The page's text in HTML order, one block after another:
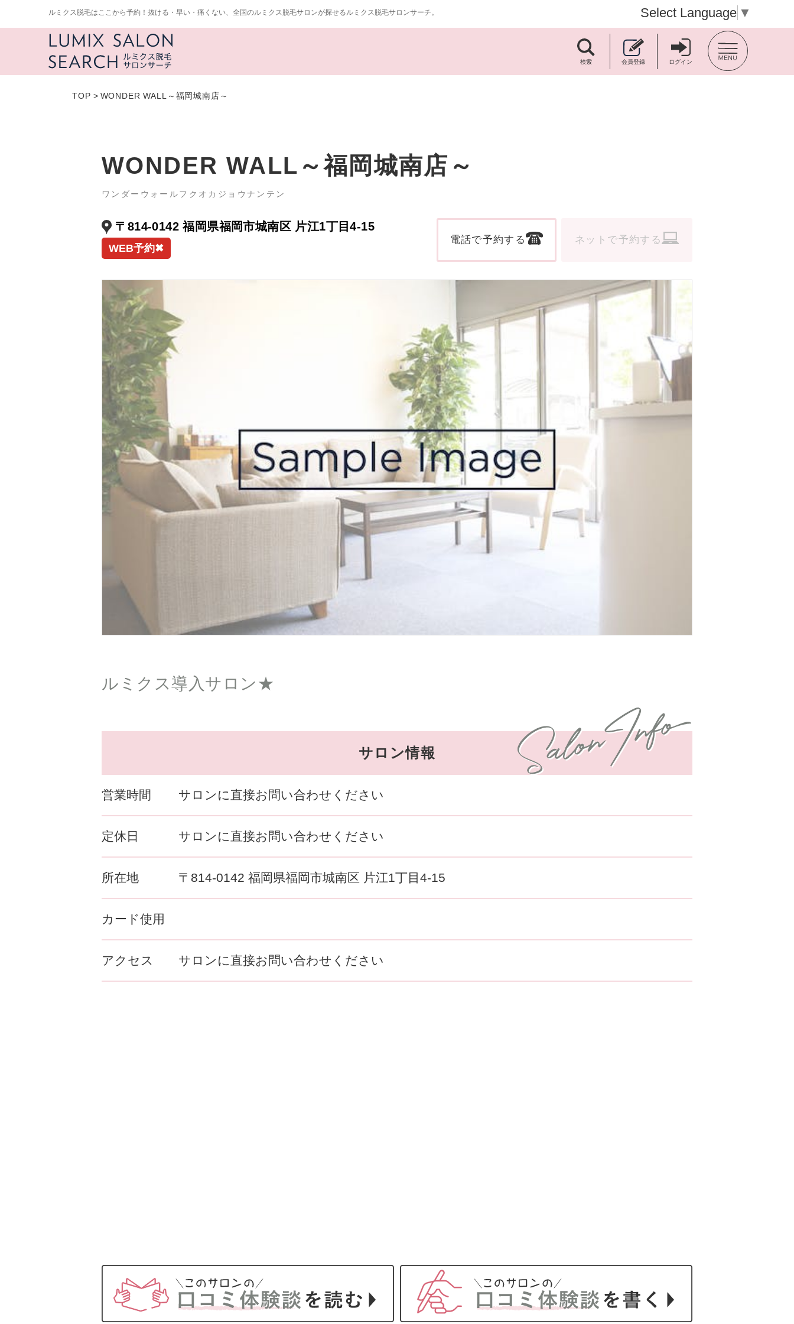
ルミクス脱毛はここから予約！抜ける・早い・痛くない、全国のルミクス脱毛サロンが探せるルミクス脱毛サロンサーチ。 Select Language ▼
検索 会員登録 ログイン
TOP > WONDER WALL～福岡城南店～
WONDER WALL～福岡城南店～
ワンダーウォールフクオカジョウナンテン
〒814-0142 福岡県福岡市城南区 片江1丁目4-15
WEB予約✖
電話で予約する ネットで予約する
ルミクス導入サロン★
サロン情報
営業時間 サロンに直接お問い合わせください
定休日 サロンに直接お問い合わせください
所在地 〒814-0142 福岡県福岡市城南区 片江1丁目4-15
カード使用
アクセス サロンに直接お問い合わせください